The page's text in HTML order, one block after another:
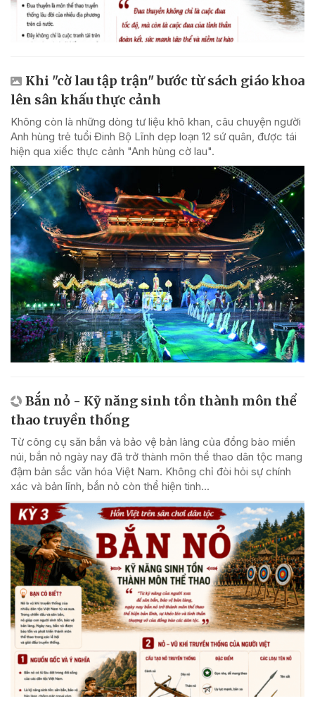
Khi "cờ lau tập trận" bước từ sách giáo khoa
lên sân khấu thực cảnh
Không còn là những dòng tư liệu khô khan, câu chuyện người
Anh hùng trẻ tuổi Đinh Bộ Lĩnh dẹp loạn 12 sứ quân, được tái
hiện qua xiếc thực cảnh "Anh hùng cờ lau".
Bắn nỏ - Kỹ năng sinh tồn thành môn thể
thao truyền thống
Từ công cụ săn bắn và bảo vệ bản làng của đồng bào miền
núi, bắn nỏ ngày nay đã trở thành môn thể thao dân tộc mang
đậm bản sắc văn hóa Việt Nam. Không chỉ đòi hỏi sự chính
xác và bản lĩnh, bắn nỏ còn thể hiện tinh...